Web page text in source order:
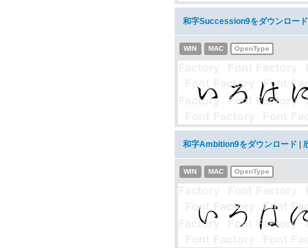
和字Succession9をダウンロード
WIN MAC OpenType
和字Ambition9をダウンロード
WIN MAC OpenType